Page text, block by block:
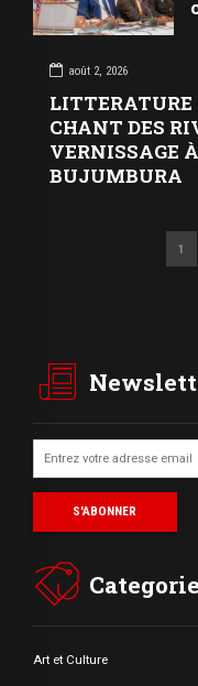
août 2, 2026
LITTERATURE
CHANT DES
VERNISSAGE À
BUJUMBURA
1
Art et Culture